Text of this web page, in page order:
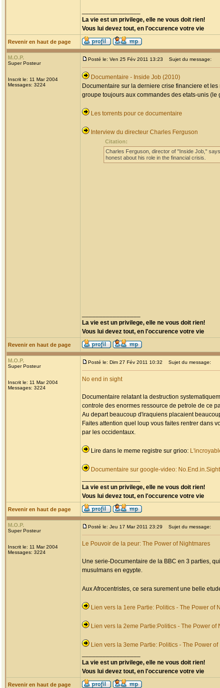
La vie est un privilege, elle ne vous doit rien!
Vous lui devez tout, en l'occurence votre vie
Revenir en haut de page
M.O.P.
Super Posteur
Inscrit le: 11 Mar 2004
Messages: 3224
Posté le: Ven 25 Fév 2011 13:23 Sujet du message:
Documentaire - Inside Job (2010)
Documentaire sur la derniere crise financiere et
groupe toujours aux commandes des etats-unis
Les torrents pour ce documentaire
Interview du directeur Charles Ferguson
Citation:
Charles Ferguson, director of "Inside Job,"
honest about his role in the financial crisis.
La vie est un privilege, elle ne vous doit rien!
Vous lui devez tout, en l'occurence votre vie
Revenir en haut de page
M.O.P.
Super Posteur
Inscrit le: 11 Mar 2004
Messages: 3224
Posté le: Dim 27 Fév 2011 10:32 Sujet du message:
No end in sight
Documentaire relatant la destruction
controle des enormes ressource de petrole de ce
Au depart beaucoup d'iraquiens placaient
Faites attention quel loup vous faites rentrer dans
par les occidentaux.
Lire dans le meme registre sur grioo:
Documentaire sur google-video:
La vie est un privilege, elle ne vous doit rien!
Vous lui devez tout, en l'occurence votre vie
Revenir en haut de page
M.O.P.
Super Posteur
Inscrit le: 11 Mar 2004
Messages: 3224
Posté le: Jeu 17 Mar 2011 23:29 Sujet du message:
Le Pouvoir de la peur: The Power of Nightmares
Une serie-Documentaire de la BBC en 3 parties,
musulmans en egypte.
Aux Afrocentristes, ce sera surement une belle
Lien vers la 1ere Partie: Politics - The Power of
Lien vers la 2eme Partie:Politics - The Power of
Lien vers la 3eme Partie: Politics - The Power
La vie est un privilege, elle ne vous doit rien!
Vous lui devez tout, en l'occurence votre vie
Revenir en haut de page